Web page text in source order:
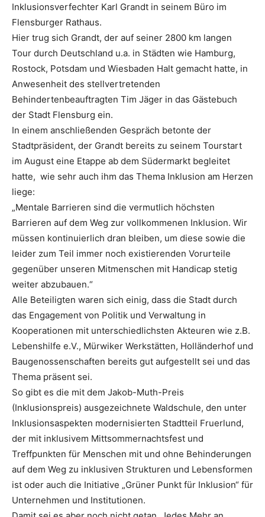
Inklusionsverfechter Karl Grandt in seinem Büro im
Flensburger Rathaus.
Hier trug sich Grandt, der auf seiner 2800 km langen
Tour durch Deutschland u.a. in Städten wie Hamburg,
Rostock, Potsdam und Wiesbaden Halt gemacht hatte, in
Anwesenheit des stellvertretenden
Behindertenbeauftragten Tim Jäger in das Gästebuch
der Stadt Flensburg ein.
In einem anschließenden Gespräch betonte der
Stadtpräsident, der Grandt bereits zu seinem Tourstart
im August eine Etappe ab dem Südermarkt begleitet
hatte, wie sehr auch ihm das Thema Inklusion am Herzen
liege:
„Mentale Barrieren sind die vermutlich höchsten
Barrieren auf dem Weg zur vollkommenen Inklusion. Wir
müssen kontinuierlich dran bleiben, um diese sowie die
leider zum Teil immer noch existierenden Vorurteile
gegenüber unseren Mitmenschen mit Handicap stetig
weiter abzubauen.“
Alle Beteiligten waren sich einig, dass die Stadt durch
das Engagement von Politik und Verwaltung in
Kooperationen mit unterschiedlichsten Akteuren wie z.B.
Lebenshilfe e.V., Mürwiker Werkstätten, Holländerhof und
Baugenossenschaften bereits gut aufgestellt sei und das
Thema präsent sei.
So gibt es die mit dem Jakob-Muth-Preis
(Inklusionspreis) ausgezeichnete Waldschule, den unter
Inklusionsaspekten modernisierten Stadtteil Fruerlund,
der mit inklusivem Mittsommernachtsfest und
Treffpunkten für Menschen mit und ohne Behinderungen
auf dem Weg zu inklusiven Strukturen und Lebensformen
ist oder auch die Initiative „Grüner Punkt für Inklusion“ für
Unternehmen und Institutionen.